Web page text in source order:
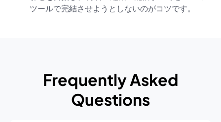
ツールで完結させようとしないのがコツです。
Frequently Asked
Questions